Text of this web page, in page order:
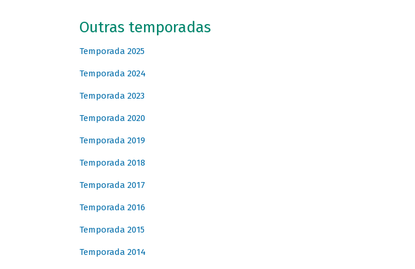
Outras temporadas
Temporada 2025
Temporada 2024
Temporada 2023
Temporada 2020
Temporada 2019
Temporada 2018
Temporada 2017
Temporada 2016
Temporada 2015
Temporada 2014